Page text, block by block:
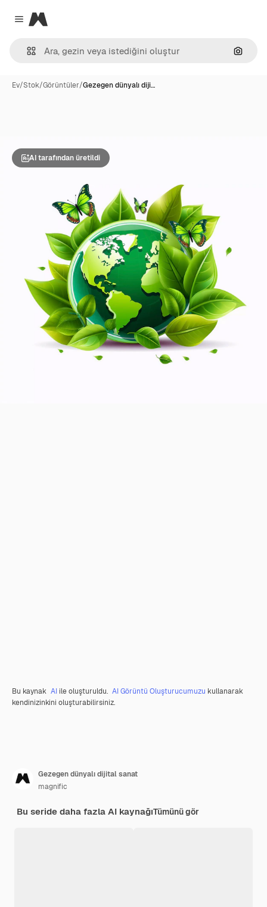
Close menu
Magnific
Ev/Stok/Görüntüler/Gezegen dünyalı diji…
AI tarafından üretildi
Bu kaynak AI ile oluşturuldu. AI Görüntü Oluşturucumuzu kullanarak
kendinizinkini oluşturabilirsiniz.
Gezegen dünyalı dijital sanat
magnific
Bu seride daha fazla AI kaynağıTümünü gör